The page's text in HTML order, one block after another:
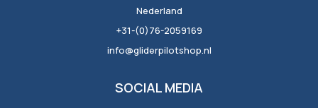
Nederland
+31-(0)76-2059169
info@gliderpilotshop.nl
SOCIAL MEDIA